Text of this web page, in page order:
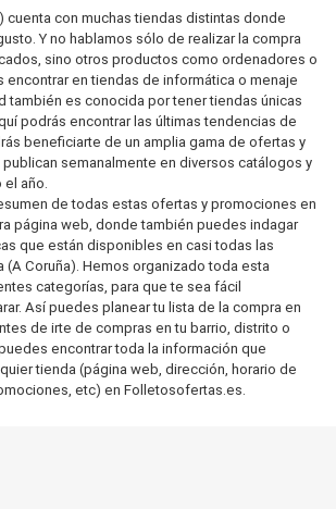
cuenta con muchas tiendas distintas donde
Y no hablamos sólo de realizar la compra
sino otros productos como ordenadores o
en tiendas de informática o menaje
también es conocida por tener tiendas únicas
podrás encontrar las últimas tendencias de
beneficiarte de un amplia gama de ofertas y
semanalmente en diversos catálogos y
año.
de todas estas ofertas y promociones en
página web, donde también puedes indagar
que están disponibles en casi todas las
(A Coruña). Hemos organizado toda esta
categorías, para que te sea fácil
Así puedes planear tu lista de la compra en
de irte de compras en tu barrio, distrito o
encontrar toda la información que
tienda (página web, dirección, horario de
etc) en Folletosofertas.es.